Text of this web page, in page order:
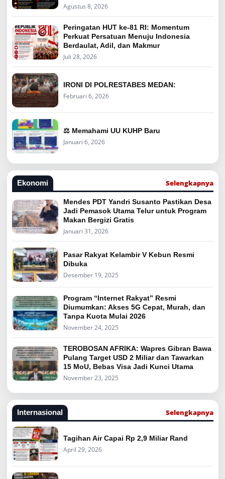
Agustus 8, 2026
Peringatan HUT ke-81 RI: Momentum
Perkuat Persatuan Menuju Indonesia
Berdaulat, Adil, dan Makmur
Juli 28, 2026
IRONI DI POLRESTABES MEDAN:
Februari 6, 2026
⚖️ Memahami UU KUHP Baru
Januari 6, 2026
Ekonomi Selengkapnya
Mendes PDT Yandri Susanto Pastikan Desa
Jadi Pemasok Utama Telur untuk Program
Makan Bergizi Gratis
Januari 31, 2026
Pasar Rakyat Kelambir V Kebun Resmi
Dibuka
Desember 19, 2025
Program “Internet Rakyat” Resmi
Diumumkan: Akses 5G Cepat, Murah, dan
Tanpa Kuota Mulai 2026
November 24, 2025
TEROBOSAN AFRIKA: Wapres Gibran Bawa
Pulang Target USD 2 Miliar dan Tawarkan
15 MoU, Bebas Visa Jadi Kunci Utama
November 23, 2025
Internasional Selengkapnya
Tagihan Air Capai Rp 2,9 Miliar Rand
April 29, 2026